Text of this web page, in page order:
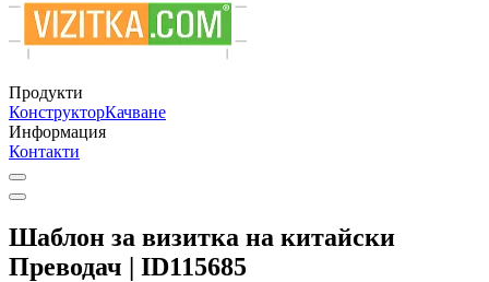
Продукти
КонструкторКачване
Информация
Контакти
Шаблон за визитка на китайски
Преводач | ID115685